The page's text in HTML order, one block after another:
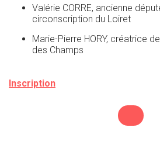
Valérie CORRE, ancienne
circonscription du Loiret
Marie-Pierre HORY, créatrice
des Champs
Inscription